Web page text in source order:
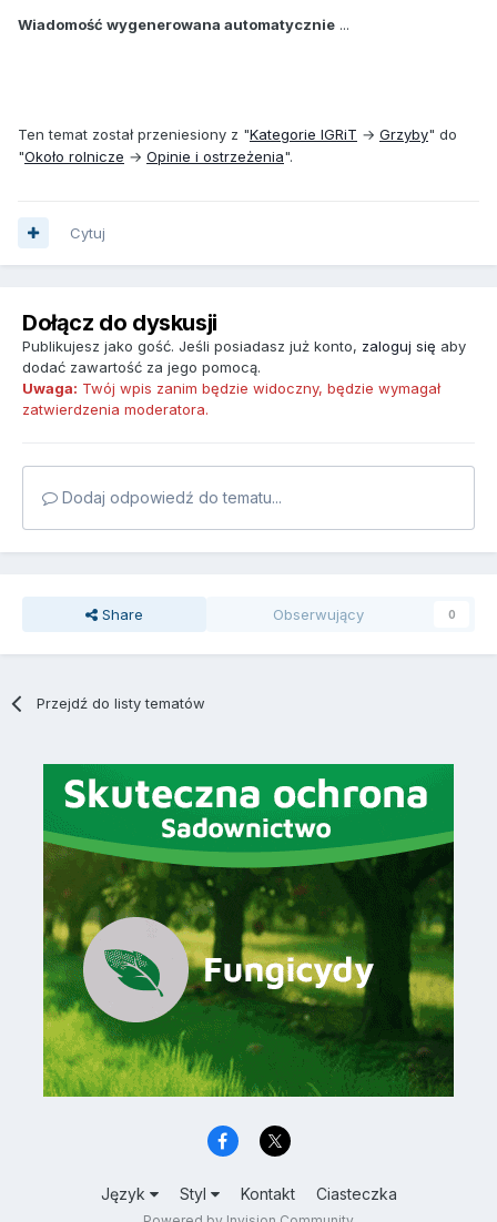
Wiadomość wygenerowana automatycznie ...
Ten temat został przeniesiony z "Kategorie IGRiT → Grzyby" do
"Około rolnicze → Opinie i ostrzeżenia".
Cytuj
Dołącz do dyskusji
Publikujesz jako gość. Jeśli posiadasz już konto, zaloguj się aby
dodać zawartość za jego pomocą.
Uwaga: Twój wpis zanim będzie widoczny, będzie wymagał
zatwierdzenia moderatora.
Dodaj odpowiedź do tematu...
Share Obserwujący 0
Przejdź do listy tematów
Język Styl Kontakt Ciasteczka